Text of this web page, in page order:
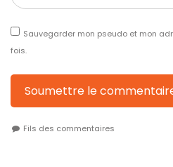
Sauvegarder mon pseudo et mon
fois.
Soumettre le
Fils des commentaires